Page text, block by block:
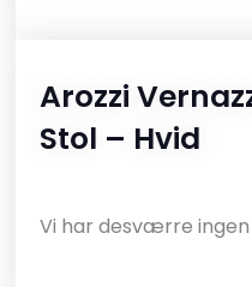
Arozzi
Stol – Hvid
Vi har desværre